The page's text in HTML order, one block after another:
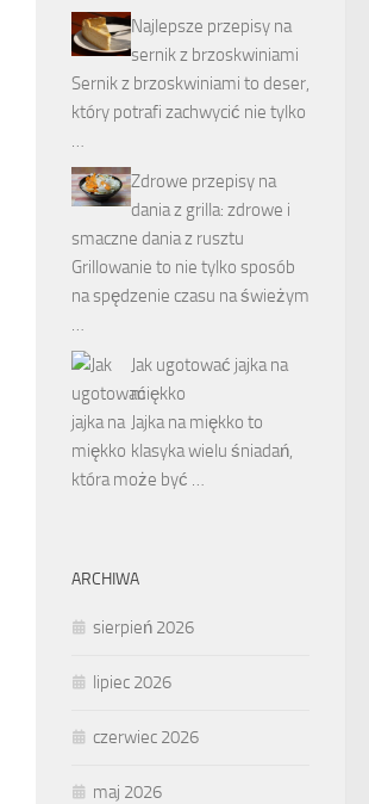
Najlepsze przepisy na
sernik z brzoskwiniami
Sernik z brzoskwiniami to deser,
który potrafi zachwycić nie tylko
…
Zdrowe przepisy na
dania z grilla: zdrowe i
smaczne dania z rusztu
Grillowanie to nie tylko sposób
na spędzenie czasu na świeżym
…
Jak ugotować jajka na
miękko
Jajka na miękko to
klasyka wielu śniadań,
która może być …
ARCHIWA
sierpień 2026
lipiec 2026
czerwiec 2026
maj 2026